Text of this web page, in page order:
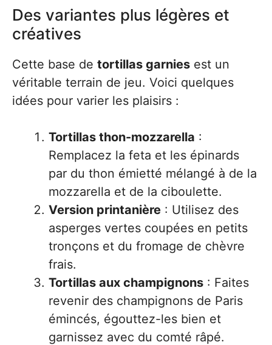
Des variantes plus légères et
créatives
Cette base de tortillas garnies est un
véritable terrain de jeu. Voici quelques
idées pour varier les plaisirs :
Tortillas thon-mozzarella :
Remplacez la feta et les épinards
par du thon émietté mélangé à de la
mozzarella et de la ciboulette.
Version printanière : Utilisez des
asperges vertes coupées en petits
tronçons et du fromage de chèvre
frais.
Tortillas aux champignons : Faites
revenir des champignons de Paris
émincés, égouttez-les bien et
garnissez avec du comté râpé.